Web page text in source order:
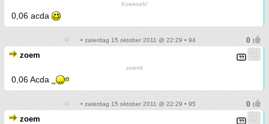
Koekoek!
0,06 acda
• zaterdag 15 oktober 2011 @ 22:29 • 94
zoem
zoemt
0,06 Acda
• zaterdag 15 oktober 2011 @ 22:29 • 95
zoem